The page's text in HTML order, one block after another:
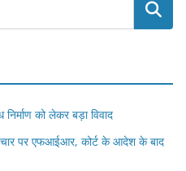
Search
को लेकर बड़ा विवाद
चार पर एफआईआर, कोर्ट के आदेश के बाद